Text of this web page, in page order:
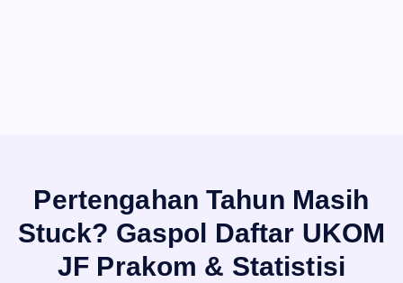
Pertengahan Tahun Masih
Stuck? Gaspol Daftar UKOM
JF Prakom & Statistisi